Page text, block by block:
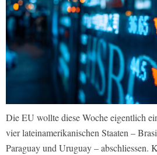
Die EU wollte diese Woche eigentlich
vier lateinamerikanischen Staaten –
Paraguay und Uruguay – abschliessen.